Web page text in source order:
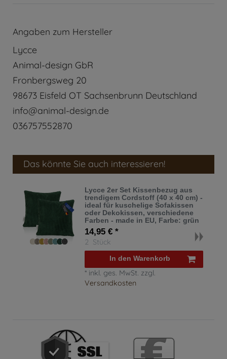
Angaben zum Hersteller
Lycce
Animal-design GbR
Fronbergsweg 20
98673 Eisfeld OT Sachsenbrunn Deutschland
info@animal-design.de
036757552870
Das könnte Sie auch interessieren!
Lycce 2er Set Kissenbezug aus
trendigem Cordstoff (40 x 40 cm) -
ideal für kuschelige Sofakissen
oder Dekokissen, verschiedene
Farben - made in EU, Farbe: grün
14,95 € *
2 Stück
In den Warenkorb
* inkl. ges. MwSt. zzgl.
Versandkosten